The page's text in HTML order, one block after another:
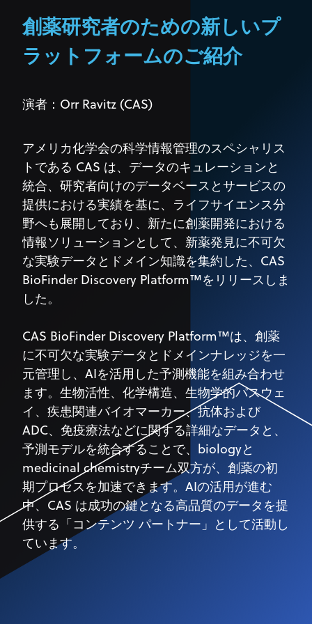
創薬研究者のための新しいプ
ラットフォームのご紹介
演者：Orr Ravitz (CAS)
アメリカ化学会の科学情報管理のスペシャリス
トである CAS は、データのキュレーションと
統合、研究者向けのデータベースとサービスの
提供における実績を基に、ライフサイエンス分
野へも展開しており、新たに創薬開発における
情報ソリューションとして、新薬発見に不可欠
な実験データとドメイン知識を集約した、CAS
BioFinder Discovery Platform™をリリースしま
した。
​​CAS BioFinder Discovery Platform™は、創薬
に不可欠な実験データとドメインナレッジを一
元管理し、AIを活用した予測機能を組み合わせ
ます。生物活性、化学構造、生物学的パスウェ
イ、疾患関連バイオマーカー、抗体および
ADC、免疫療法などに関する詳細なデータと、
予測モデルを統合することで、biologyと
medicinal chemistryチーム双方が、創薬の初
期プロセスを加速できます。AIの活用が進む
中、CAS は成功の鍵となる高品質のデータを提
供する「コンテンツ パートナー」として活動し
ています。​